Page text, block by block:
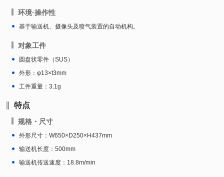
环境·操作性
基于输送机、摄像头及喷气装置的自动机构。
对象工件
圆盘状零件（SUS）
外形：φ13×t3mm
工件重量：3.1g
特点
规格・尺寸
外形尺寸：W650×D250×H437mm
输送机长度：500mm
输送机传送速度：18.8m/min